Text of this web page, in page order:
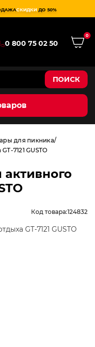
СКИДКИ ДО 50%
0 800 75 02 50
0
ПОИСК
для пикника
7121 GUSTO
Код товара:124832